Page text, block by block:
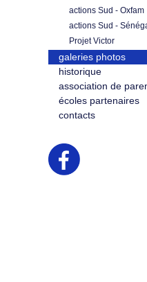
actions Sud - Oxfam
actions Sud -
Projet Victor
galeries photos
historique
association de
écoles partenaires
contacts